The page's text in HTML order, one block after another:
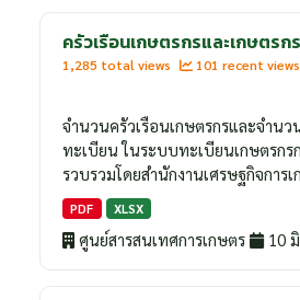
ครัวเรือนเกษตรกรและเกษตรก
1,285 total views
101 recent views
จำนวนครัวเรือนเกษตรกรและจำน
ทะเบียน ในระบบทะเบียนเกษตรกร
รวบรวมโดยสำนักงานเศรษฐกิจการ
PDF XLSX
ศูนย์สารสนเทศการเกษตร 10 มิ